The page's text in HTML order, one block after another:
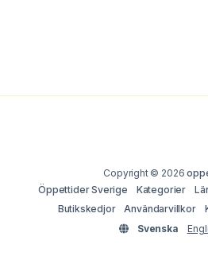
Copyright © 2026
Öppettider Sverige
Kategorier
Butikskedjor
Användarvillkor
Svenska